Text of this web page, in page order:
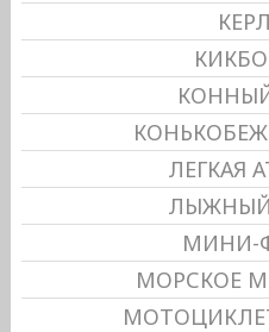
ЛЕГКАЯ
МИНИ-
МОРСКОЕ